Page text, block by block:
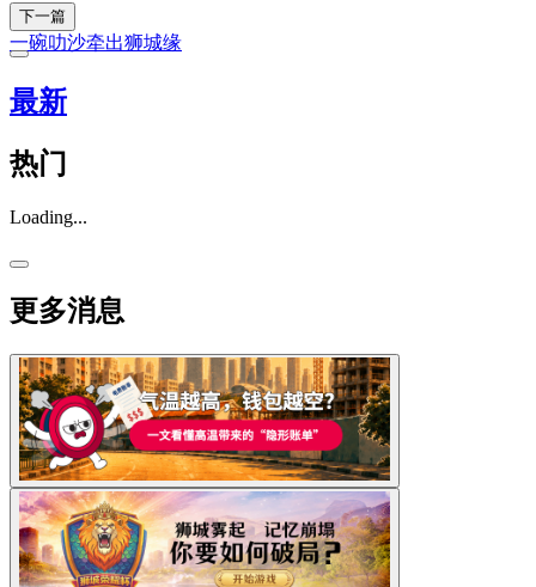
下一篇
一碗叻沙牵出狮城缘
最新
热门
Loading...
更多消息